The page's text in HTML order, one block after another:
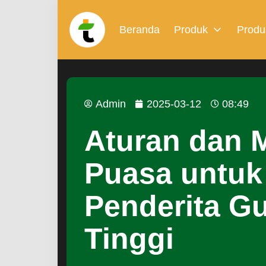
Beranda Produk
Admin 2025-03-12 08:49
Aturan dan
Puasa untuk
Penderita
Tinggi